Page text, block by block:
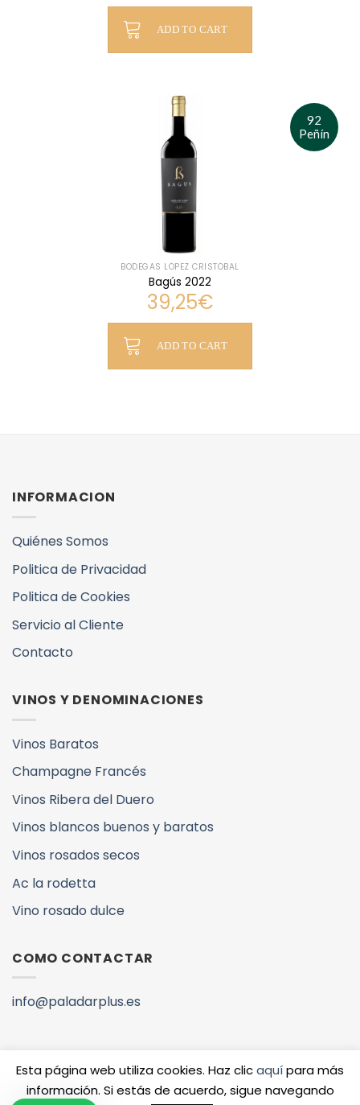
ADD TO CART
92
Peñín
BODEGAS LÓPEZ CRISTÓBAL
Bagús 2022
39,25€
ADD TO CART
INFORMACION
Quiénes Somos
Politica de Privacidad
Politica de Cookies
Servicio al Cliente
Contacto
VINOS Y DENOMINACIONES
Vinos Baratos
Champagne Francés
Vinos Ribera del Duero
Vinos blancos buenos y baratos
Vinos rosados secos
Ac la rodetta
Vino rosado dulce
COMO CONTACTAR
info@paladarplus.es
QUIENES SOMOS VINOS Y DENOMINACIONES Copyright 2026 ©
Esta página web utiliza cookies. Haz clicaquípara más
información. Si estás de acuerdo, sigue navegando